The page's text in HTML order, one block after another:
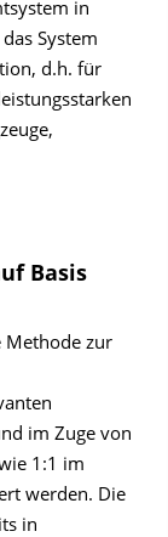
in
System
d.h. für
Basis
Methode zur
im Zuge von
1:1 im
werden. Die
in